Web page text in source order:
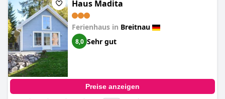
Haus Madita
Ferienhaus in Breitnau
8,0 Sehr gut
Preise anzeigen